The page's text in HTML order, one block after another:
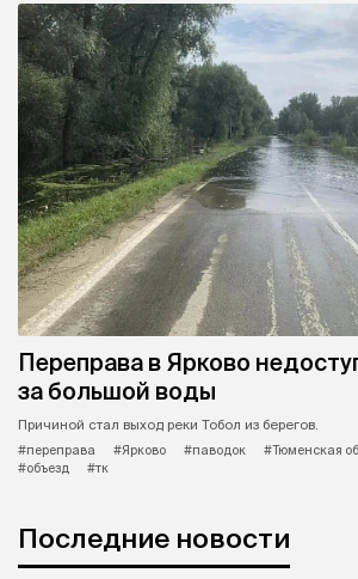
Переправа в Ярково
за большой воды
Причиной стал выход реки Тобол из берегов.
#переправа
#Ярково #паводок #Тюменская
#объезд
#тк
Последние новости